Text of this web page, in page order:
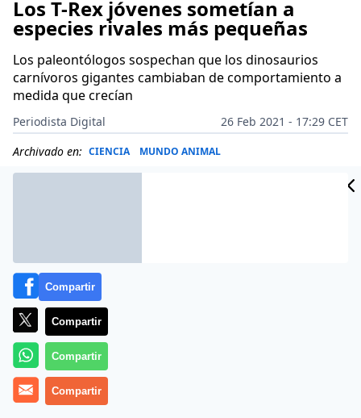
Los T-Rex jóvenes sometían a
especies rivales más pequeñas
Los paleontólogos sospechan que los dinosaurios
carnívoros gigantes cambiaban de comportamiento a
medida que crecían
Periodista Digital
26 Feb 2021 - 17:29 CET
Archivado en: CIENCIA MUNDO ANIMAL
Más información
Compartir
Compartir
Compartir
Compartir